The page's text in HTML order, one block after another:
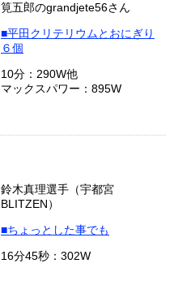
筧五郎のgrandjete56さん
■平田クリテリウムとおにぎり
６個
10分：290W他
マックスパワー：895W
鈴木真理選手（宇都宮
BLITZEN）
■ちょっとした事でも
16分45秒：302W